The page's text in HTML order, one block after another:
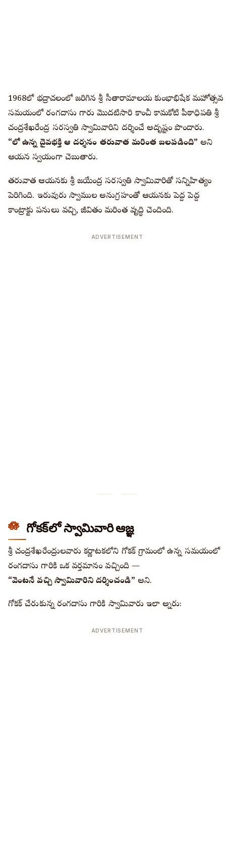
1968లో భద్రాచలంలో జరిగిన శ్రీ సీతారామాలయ కుంభాభిషేక మహోత్సవ
సమయంలో రంగదాసు గారు మొదటిసారి కాంచీ కామకోటి పీఠాధిపతి శ్రీ
చంద్రశేఖరేంద్ర సరస్వతి స్వామివారిని దర్శించే అదృష్టం పొందారు.
“నాలో ఉన్న దైవభక్తి ఆ దర్శనం తరువాత మరింత బలపడింది” అని
ఆయన స్వయంగా చెబుతారు.
తరువాత ఆయనకు శ్రీ జయేంద్ర సరస్వతి స్వామివారితో సన్నిహిత్యం
పెరిగింది. ఇరువురు స్వాముల అనుగ్రహంతో ఆయనకు పెద్ద పెద్ద
కాంట్రాక్టు పనులు వచ్చి, జీవితం మరింత వృద్ధి చెందింది.
ADVERTISEMENT
గోకక్‌లో స్వామివారి ఆజ్ఞ
శ్రీ చంద్రశేఖరేంద్రులవారు కర్ణాటకలోని గోకక్ గ్రామంలో ఉన్న సమయంలో
రంగదాసు గారికి ఒక వర్తమానం వచ్చింది —
“వెంటనే వచ్చి స్వామివారిని దర్శించండి” అని.
గోకక్ చేరుకున్న రంగదాసు గారికి స్వామివారు ఇలా అన్నారు:
ADVERTISEMENT